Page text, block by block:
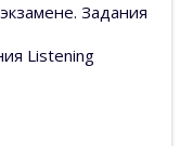
Задания
Listening